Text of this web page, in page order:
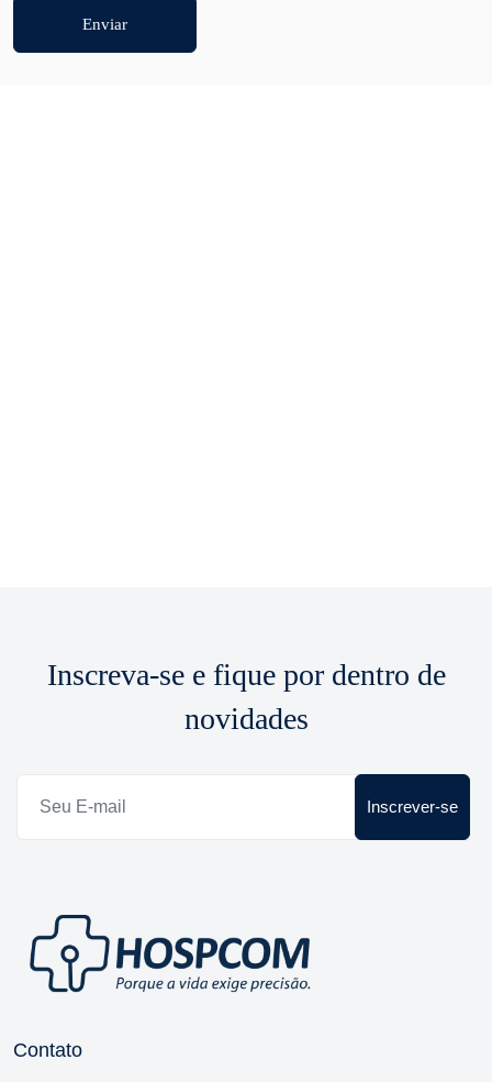
Enviar
Inscreva-se e fique por dentro de
novidades
Inscrever-se
Contato